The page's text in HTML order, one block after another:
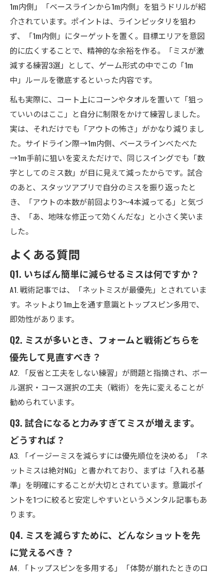
1m内側」「ベースラインから1m内側」を狙うドリルが紹
介されています。ポイントは、ラインピッタリを狙わ
ず、「1m内側」にターゲットを置く。目標エリアを意図
的に広くすることで、精神的な余裕を作る。「ミスが激
減する練習3選」として、ゲーム形式の中でこの「1m
中」ルールを徹底するといった内容です。
私も実際に、コート上にコーンやタオルを置いて「狙っ
ていいのはここ」と自分に制限をかけて練習しました。
実は、それだけでも「アウトの怖さ」がかなり減りまし
た。サイドライン際→1m内側、ベースラインべたべた
→1m手前に狙いを変えただけで、同じスイングでも「数
字としてのミス数」が目に見えて減ったからです。試合
のあと、スタッツアプリで自分のミスを振り返ったと
き、「アウトの本数が前回より3～4本減ってる」と気づ
き、「あ、地味な修正って効くんだな」と小さく笑いま
した。
よくある質問
Q1. いちばん簡単に減らせるミスは何ですか？
A1. 戦術記事では、「ネットミスが最優先」とされていま
す。ネットより1m上を通す意識とトップスピン多用で、
即効性があります。
Q2. ミスが多いとき、フォームと戦術どちらを
優先して見直すべき？
A2. 「反省と工夫をしない練習」が問題と指摘され、ボー
ル選択・コース選択の工夫（戦術）を先に変えることが
勧められています。
Q3. 試合になると力みすぎてミスが増えます。
どうすれば？
A3. 「イージーミスを減らすには優先順位を決める」「ネ
ットミスは絶対NG」と書かれており、まずは「入れる基
準」を明確にすることが大切とされています。意識ポイ
ントを1つに絞ると安定しやすいというメンタル記事もあ
ります。
Q4. ミスを減らすために、どんなショットを先
に覚えるべき？
A4. 「トップスピンを多用する」「体勢が崩れたときのロ